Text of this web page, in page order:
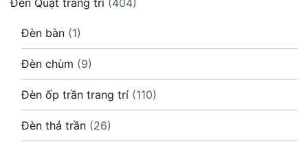
Đèn Quạt trang trí (404)
Đèn bàn (1)
Đèn chùm (9)
Đèn ốp trần trang trí (110)
Đèn thả trần (26)